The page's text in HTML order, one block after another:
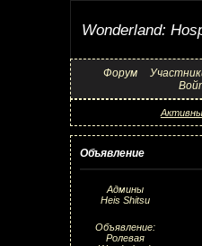
Wonderland:
Форум
Объявление
Админы
Heis Shitsu
Объявление:
Ролевая